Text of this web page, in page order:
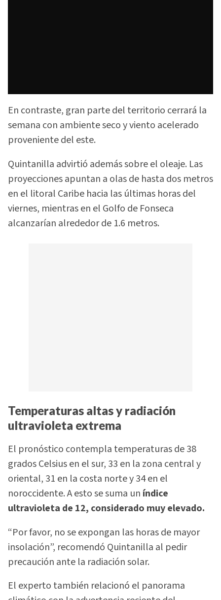
En contraste, gran parte del territorio cerrará la
semana con ambiente seco y viento acelerado
proveniente del este.
Quintanilla advirtió además sobre el oleaje. Las
proyecciones apuntan a olas de hasta dos metros
en el litoral Caribe hacia las últimas horas del
viernes, mientras en el Golfo de Fonseca
alcanzarían alrededor de 1.6 metros.
Temperaturas altas y radiación
ultravioleta extrema
El pronóstico contempla temperaturas de 38
grados Celsius en el sur, 33 en la zona central y
oriental, 31 en la costa norte y 34 en el
noroccidente. A esto se suma un índice
ultravioleta de 12, considerado muy elevado.
“Por favor, no se expongan las horas de mayor
insolación”, recomendó Quintanilla al pedir
precaución ante la radiación solar.
El experto también relacionó el panorama